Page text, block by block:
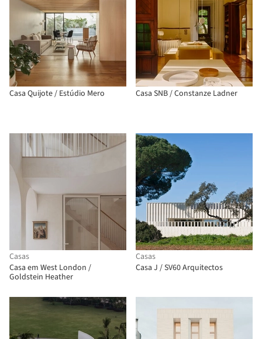
Casa Quijote / Estúdio Mero Casa SNB / Constanze Ladner
Casas
Casa em West London /
Goldstein Heather
Casas
Casa J / SV60 Arquitectos